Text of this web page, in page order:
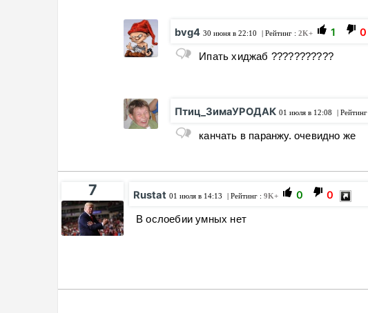
bvg4 30 июня в 22:10 | Рейтинг : 2K+ 1 0
Ипать хиджаб ???????????
Птиц_ЗимаУРОДАК 01 июля в 12:08 |
канчать в паранжу. очевидно же
7 Rustat 01 июля в 14:13 | Рейтинг : 9K+ 0 0
В ослоебии умных нет